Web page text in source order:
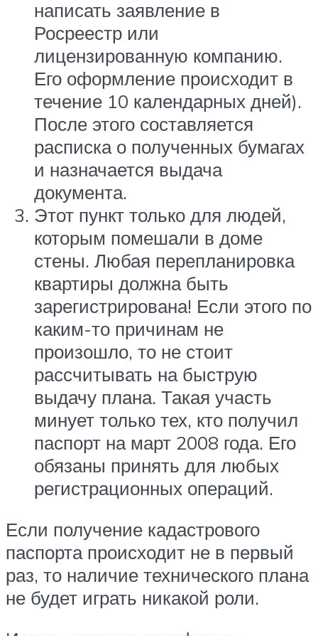
написать заявление в
Росреестр или
лицензированную компанию.
Его оформление происходит в
течение 10 календарных дней).
После этого составляется
расписка о полученных бумагах
и назначается выдача
документа.
Этот пункт только для людей,
которым помешали в доме
стены. Любая перепланировка
квартиры должна быть
зарегистрирована! Если этого по
каким-то причинам не
произошло, то не стоит
рассчитывать на быструю
выдачу плана. Такая участь
минует только тех, кто получил
паспорт на март 2008 года. Его
обязаны принять для любых
регистрационных операций.
Если получение кадастрового
паспорта происходит не в первый
раз, то наличие технического плана
не будет играть никакой роли.